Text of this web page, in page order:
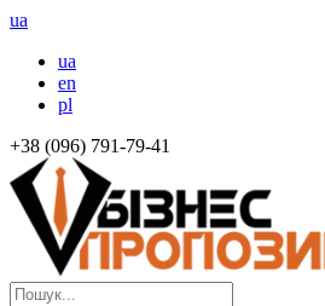
ua
ua
en
pl
+38 (096) 791-79-41